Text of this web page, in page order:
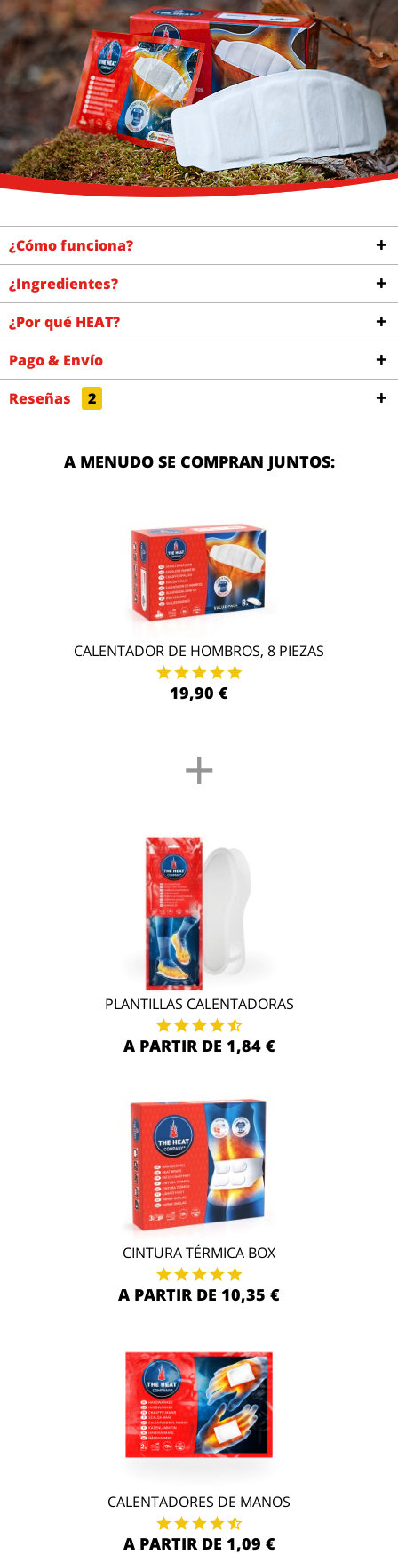
¿Cómo funciona?
¿Ingredientes?
¿Por qué HEAT?
Pago & Envío
Reseñas
2
A MENUDO SE COMPRAN JUNTOS:
CALENTADOR DE HOMBROS, 8 PIEZAS
19,90 €
+
PLANTILLAS CALENTADORAS
A PARTIR DE 1,84 €
CINTURA TÉRMICA BOX
A PARTIR DE 10,35 €
CALENTADORES DE MANOS
A PARTIR DE 1,09 €